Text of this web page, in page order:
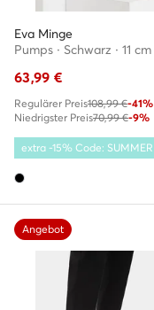
Eva Minge
Pumps · Schwarz · 11 cm
63,99 €
Regulärer Preis108,99 €-41%
Niedrigster Preis70,99 €-9%
extra -15% Code: SUMMER
Angebot